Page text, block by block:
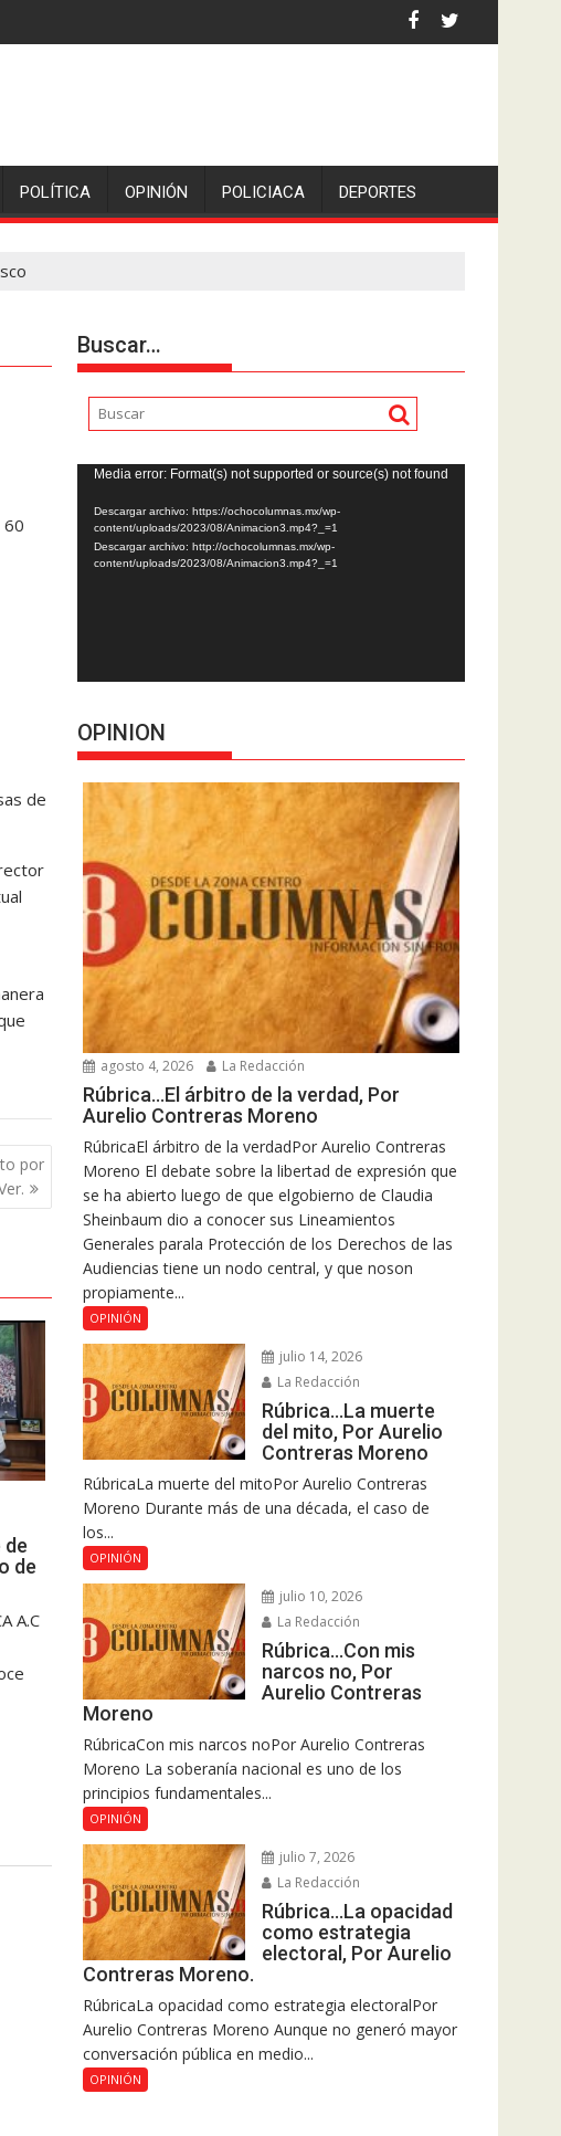
de la comunicadora Avisack Douglas.
POLÍTICA OPINIÓN POLICIACA DEPORTES
60
de
por
de
de
A.C
Buscar…
Reproductor
de
vídeo
Media error: Format(s) not supported or source(s) not found
Descargar archivo: https://ochocolumnas.mx/wp-
content/uploads/2023/08/Animacion3.mp4?_=1
Descargar archivo: http://ochocolumnas.mx/wp-
content/uploads/2023/08/Animacion3.mp4?_=1
OPINION
agosto 4, 2026 La Redacción
Rúbrica…El árbitro de la verdad, Por
Aurelio Contreras Moreno
RúbricaEl árbitro de la verdadPor Aurelio Contreras
Moreno El debate sobre la libertad de expresión que
se ha abierto luego de que elgobierno de Claudia
Sheinbaum dio a conocer sus Lineamientos
Generales parala Protección de los Derechos de las
Audiencias tiene un nodo central, y que noson
propiamente...
OPINIÓN
julio 14, 2026
La Redacción
Rúbrica…La muerte
del mito, Por Aurelio
Contreras Moreno
RúbricaLa muerte del mitoPor Aurelio Contreras
Moreno Durante más de una década, el caso de
los...
OPINIÓN
julio 10, 2026
La Redacción
Rúbrica…Con mis
narcos no, Por
Aurelio Contreras
Moreno
RúbricaCon mis narcos noPor Aurelio Contreras
Moreno La soberanía nacional es uno de los
principios fundamentales...
OPINIÓN
julio 7, 2026
La Redacción
Rúbrica…La opacidad
como estrategia
electoral, Por Aurelio
Contreras Moreno.
RúbricaLa opacidad como estrategia electoralPor
Aurelio Contreras Moreno Aunque no generó mayor
conversación pública en medio...
OPINIÓN